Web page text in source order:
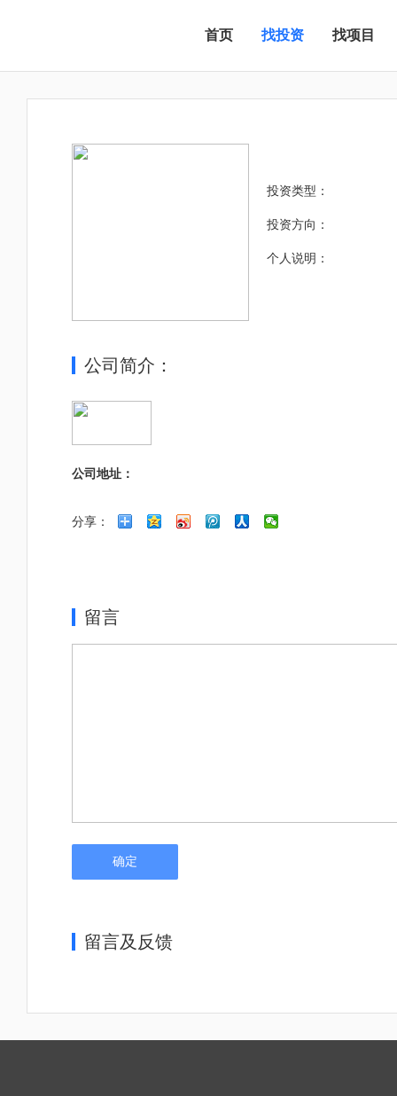
首页 找投资 找项目
投资类型：
投资方向：
个人说明：
公司简介：
公司地址：
分享：
留言
确定
留言及反馈